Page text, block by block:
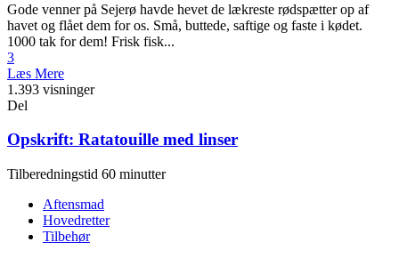
Gode venner på Sejerø havde hevet de lækreste rødspætter op af
havet og flået dem for os. Små, buttede, saftige og faste i kødet.
1000 tak for dem! Frisk fisk...
3
Læs Mere
1.393 visninger
Del
Opskrift: Ratatouille med linser
Tilberedningstid 60 minutter
Aftensmad
Hovedretter
Tilbehør